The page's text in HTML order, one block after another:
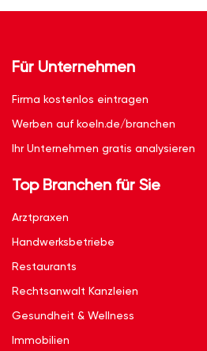
Für Unternehmen
Firma kostenlos eintragen
Werben auf koeln.de/branchen
Ihr Unternehmen gratis analysieren
Top Branchen für Sie
Arztpraxen
Handwerksbetriebe
Restaurants
Rechtsanwalt Kanzleien
Gesundheit & Wellness
Immobilien